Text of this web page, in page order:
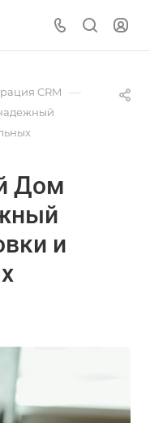
CRM —
Дом
и